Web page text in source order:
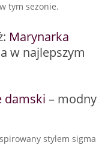
tym sezonie.
Marynarka
w najlepszym
damski – modny
stylem sigma